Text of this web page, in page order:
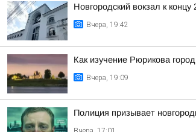
Новгородский вокзал к концу
Вчера, 19:42
Как изучение Рюрикова
Вчера, 19:09
Полиция призывает